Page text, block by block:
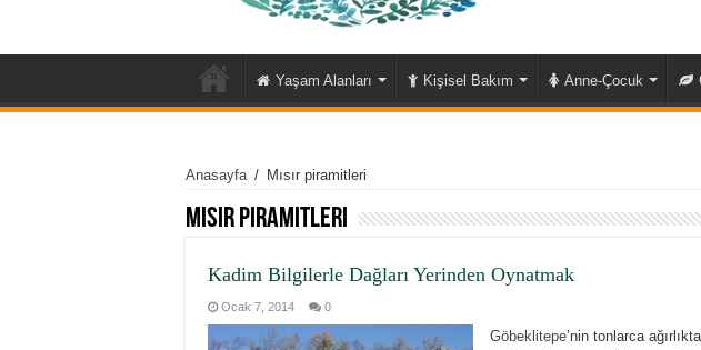
Yaşam Alanları Kişisel Bakım Anne-Çocuk
Anasayfa / Mısır piramitleri
Mısır piramitleri
Kadim Bilgilerle Dağları Yerinden Oynatmak
Ocak 7, 2014 0
Göbeklitepe’nin tonlarca